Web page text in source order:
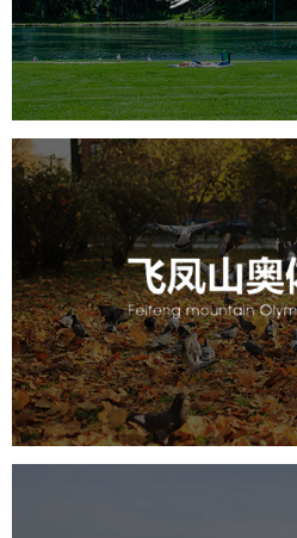
旅游休闲 公园 AI人工智能
智能大数据平台
AR
飞凤山
旅游休闲 公园 AI人
智慧体育公园
智能步道
智能体